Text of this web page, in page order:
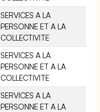
SERVICES A LA
PERSONNE ET A LA
COLLECTIVITE
SERVICES A LA
PERSONNE ET A LA
COLLECTIVITE
SERVICES A LA
PERSONNE ET A LA